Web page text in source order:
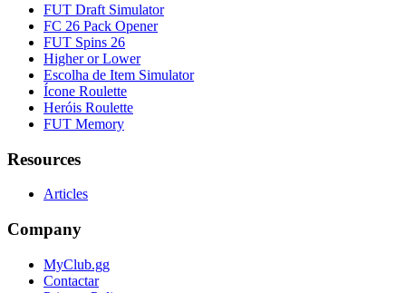
FUT Draft Simulator
FC 26 Pack Opener
FUT Spins 26
Higher or Lower
Escolha de Item Simulator
Ícone Roulette
Heróis Roulette
FUT Memory
Resources
Articles
Company
MyClub.gg
Contactar